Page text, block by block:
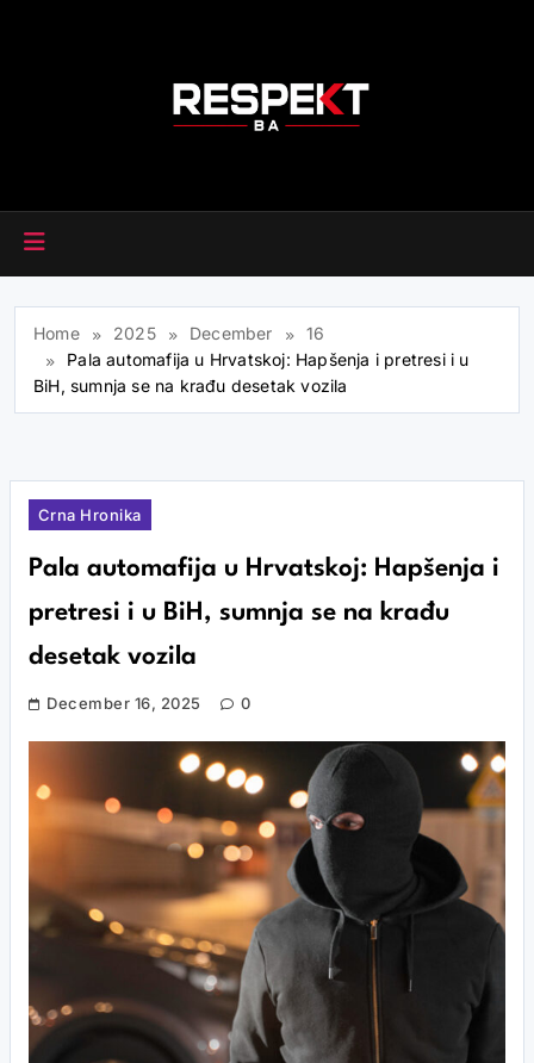
Home 2025 December
16
Pala automafija u Hrvatskoj: Hapšenja i pretresi i u
BiH, sumnja se na krađu desetak vozila
Crna Hronika
Pala automafija u Hrvatskoj: Hapšenja i
pretresi i u BiH, sumnja se na krađu
desetak vozila
December 16, 2025 0